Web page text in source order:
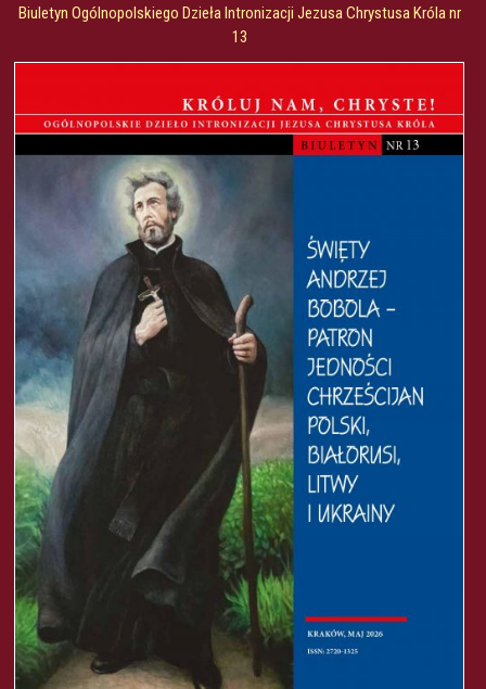
Biuletyn Ogólnopolskiego Dzieła Intronizacji Jezusa Chrystusa Króla nr
13